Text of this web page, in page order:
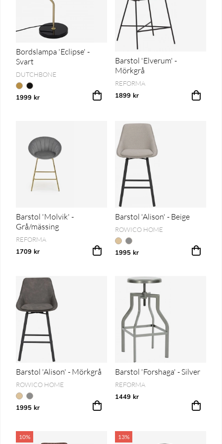
Bordslampa 'Eclipse' -
Svart
DUTCHBONE
1999 kr
Barstol 'Elverum' -
Mörkgrå
REFORMA
1899 kr
Barstol 'Molvik' -
Grå/mässing
REFORMA
1709 kr
Barstol 'Alison' - Beige
ROWICO HOME
1995 kr
Barstol 'Alison' - Mörkgrå
ROWICO HOME
1995 kr
Barstol 'Forshaga' - Silver
REFORMA
1449 kr
10% 13%